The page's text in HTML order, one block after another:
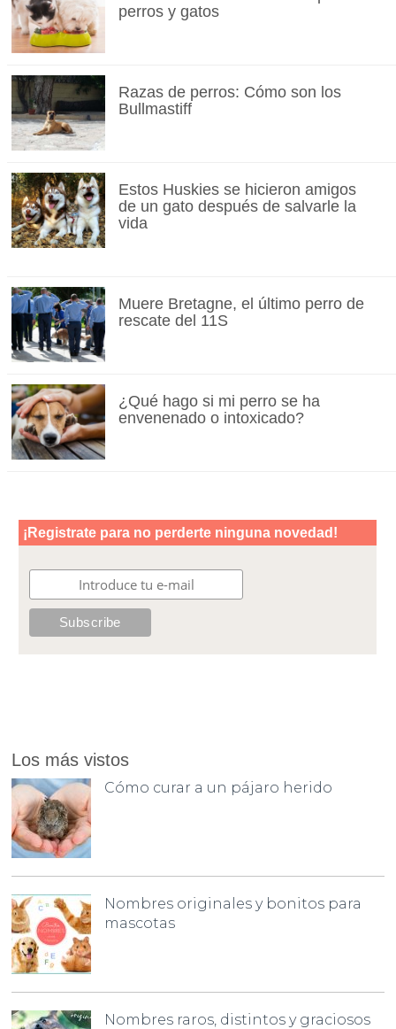
perros y gatos
Razas de perros: Cómo son los
Bullmastiff
Estos Huskies se hicieron amigos
de un gato después de salvarle la
vida
Muere Bretagne, el último perro de
rescate del 11S
¿Qué hago si mi perro se ha
envenenado o intoxicado?
Los más vistos
Cómo curar a un pájaro herido
Nombres originales y bonitos para
mascotas
Nombres raros, distintos y graciosos